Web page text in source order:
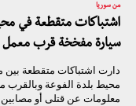
من سوريا
اشتباكات متقطعة في
سيارة مفخخة قرب معمل
دارت اشتباكات متقطعة بين
محيط بلدة الفوعة وبالقرب
معلومات عن قتلى أو مصابين